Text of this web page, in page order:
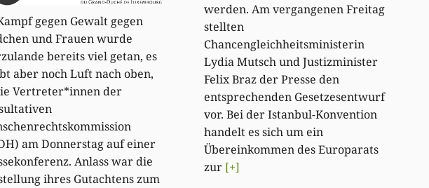
gegen Gewalt gegen
und Frauen wurde
bereits viel getan, es
aber noch Luft nach oben,
Vertreter*innen der
am Donnerstag auf einer
Anlass war die
ihres Gutachtens zum
werden. Am vergangenen Freitag
stellten
Chancengleichheitsministerin
Lydia Mutsch und Justizminister
Felix Braz der Presse den
entsprechenden Gesetzesentwurf
vor. Bei der Istanbul-Konvention
handelt es sich um ein
Übereinkommen des Europarats
zur [+]